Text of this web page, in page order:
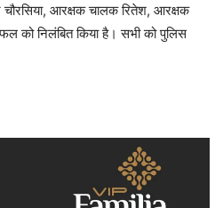
आरक्षक चालक रितेश, आरक्षक
को निलंबित किया है। सभी को पुलिस